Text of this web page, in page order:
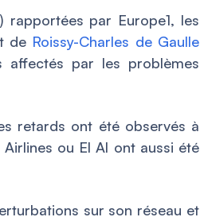
rapportées par Europe1, les
de Roissy-Charles de Gaulle
par les problèmes
retards ont été observés à
ou El Al ont aussi été
sur son réseau et